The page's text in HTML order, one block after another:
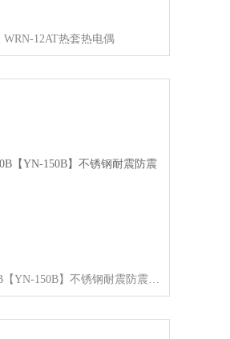
WRN-12AT热套热电偶
YN-100B【YN-150B】不锈钢耐震防震压力表